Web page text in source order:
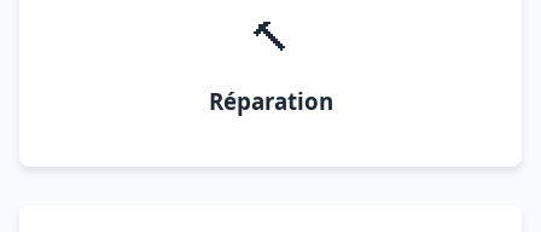
🔨
Réparation